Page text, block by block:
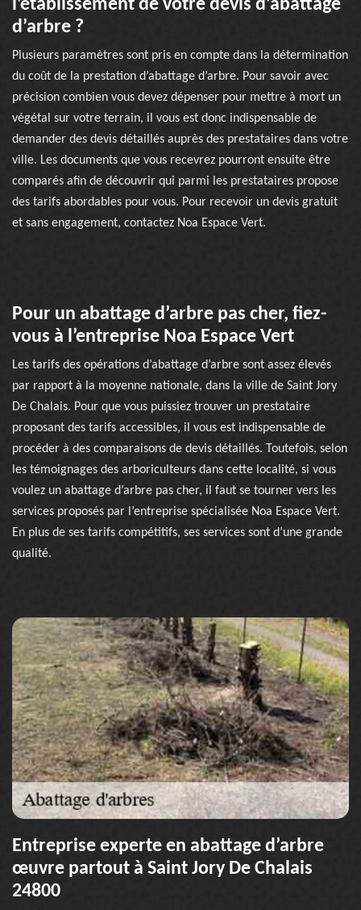
l’établissement de votre devis d’abattage
d’arbre ?
Plusieurs paramètres sont pris en compte dans la détermination
du coût de la prestation d’abattage d’arbre. Pour savoir avec
précision combien vous devez dépenser pour mettre à mort un
végétal sur votre terrain, il vous est donc indispensable de
demander des devis détaillés auprès des prestataires dans votre
ville. Les documents que vous recevrez pourront ensuite être
comparés afin de découvrir qui parmi les prestataires propose
des tarifs abordables pour vous. Pour recevoir un devis gratuit
et sans engagement, contactez Noa Espace Vert.
Pour un abattage d’arbre pas cher, fiez-
vous à l’entreprise Noa Espace Vert
Les tarifs des opérations d’abattage d’arbre sont assez élevés
par rapport à la moyenne nationale, dans la ville de Saint Jory
De Chalais. Pour que vous puissiez trouver un prestataire
proposant des tarifs accessibles, il vous est indispensable de
procéder à des comparaisons de devis détaillés. Toutefois, selon
les témoignages des arboriculteurs dans cette localité, si vous
voulez un abattage d’arbre pas cher, il faut se tourner vers les
services proposés par l’entreprise spécialisée Noa Espace Vert.
En plus de ses tarifs compétitifs, ses services sont d’une grande
qualité.
Entreprise experte en abattage d’arbre
œuvre partout à Saint Jory De Chalais
24800